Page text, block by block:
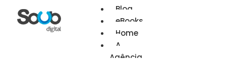
Blog
eBooks
Home
A
Agência